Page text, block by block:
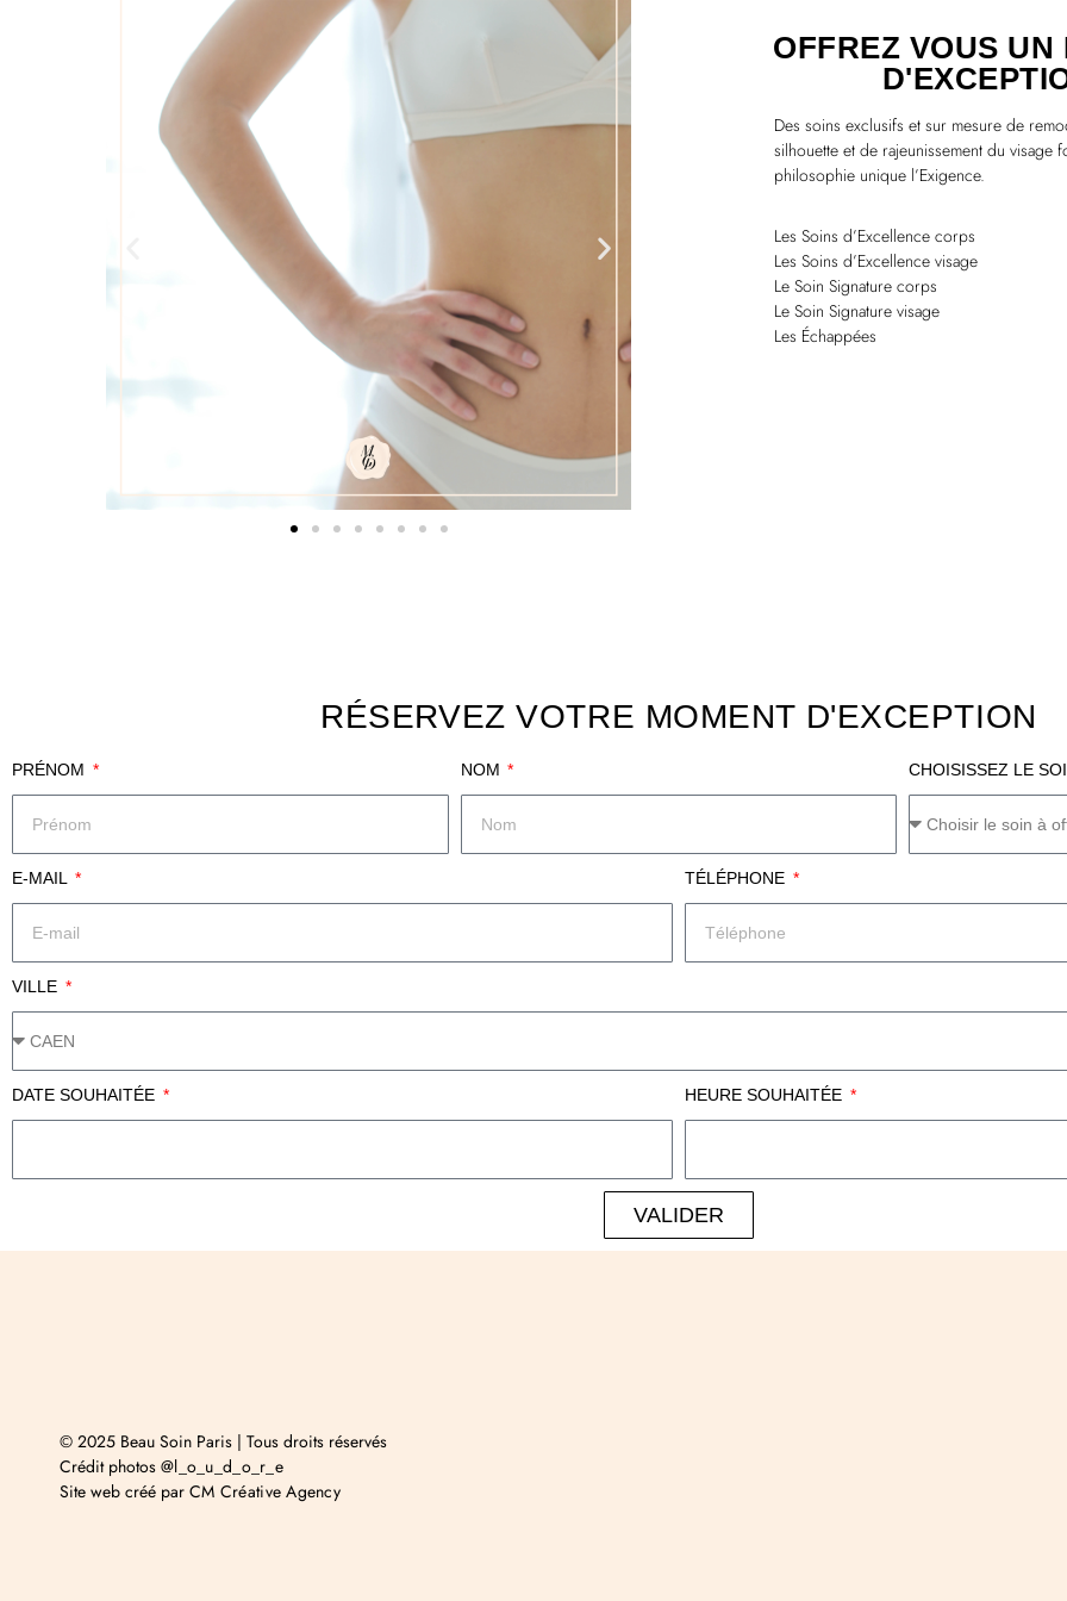
OFFREZ VOUS UN
Des soins exclusifs et sur mesure de
silhouette et de rajeunissement du visage
philosophie unique l’Exigence.
Les Soins d’Excellence corps
Les Soins d’Excellence visage
Le Soin Signature corps
Le Soin Signature visage
Les Échappées
RÉSERVEZ VOTRE MOMENT D'EXCEPTION
PRÉNOM NOM CHOISISSEZ LE
E-MAIL TÉLÉPHONE
VILLE
DATE SOUHAITÉE HEURE SOUHAITÉE
VALIDER
© 2025 Beau Soin Paris | Tous droits réservés
Crédit photos @l_o_u_d_o_r_e
Site web créé par CM Créative Agency